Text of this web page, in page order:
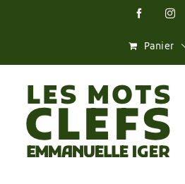
Facebook
Panier